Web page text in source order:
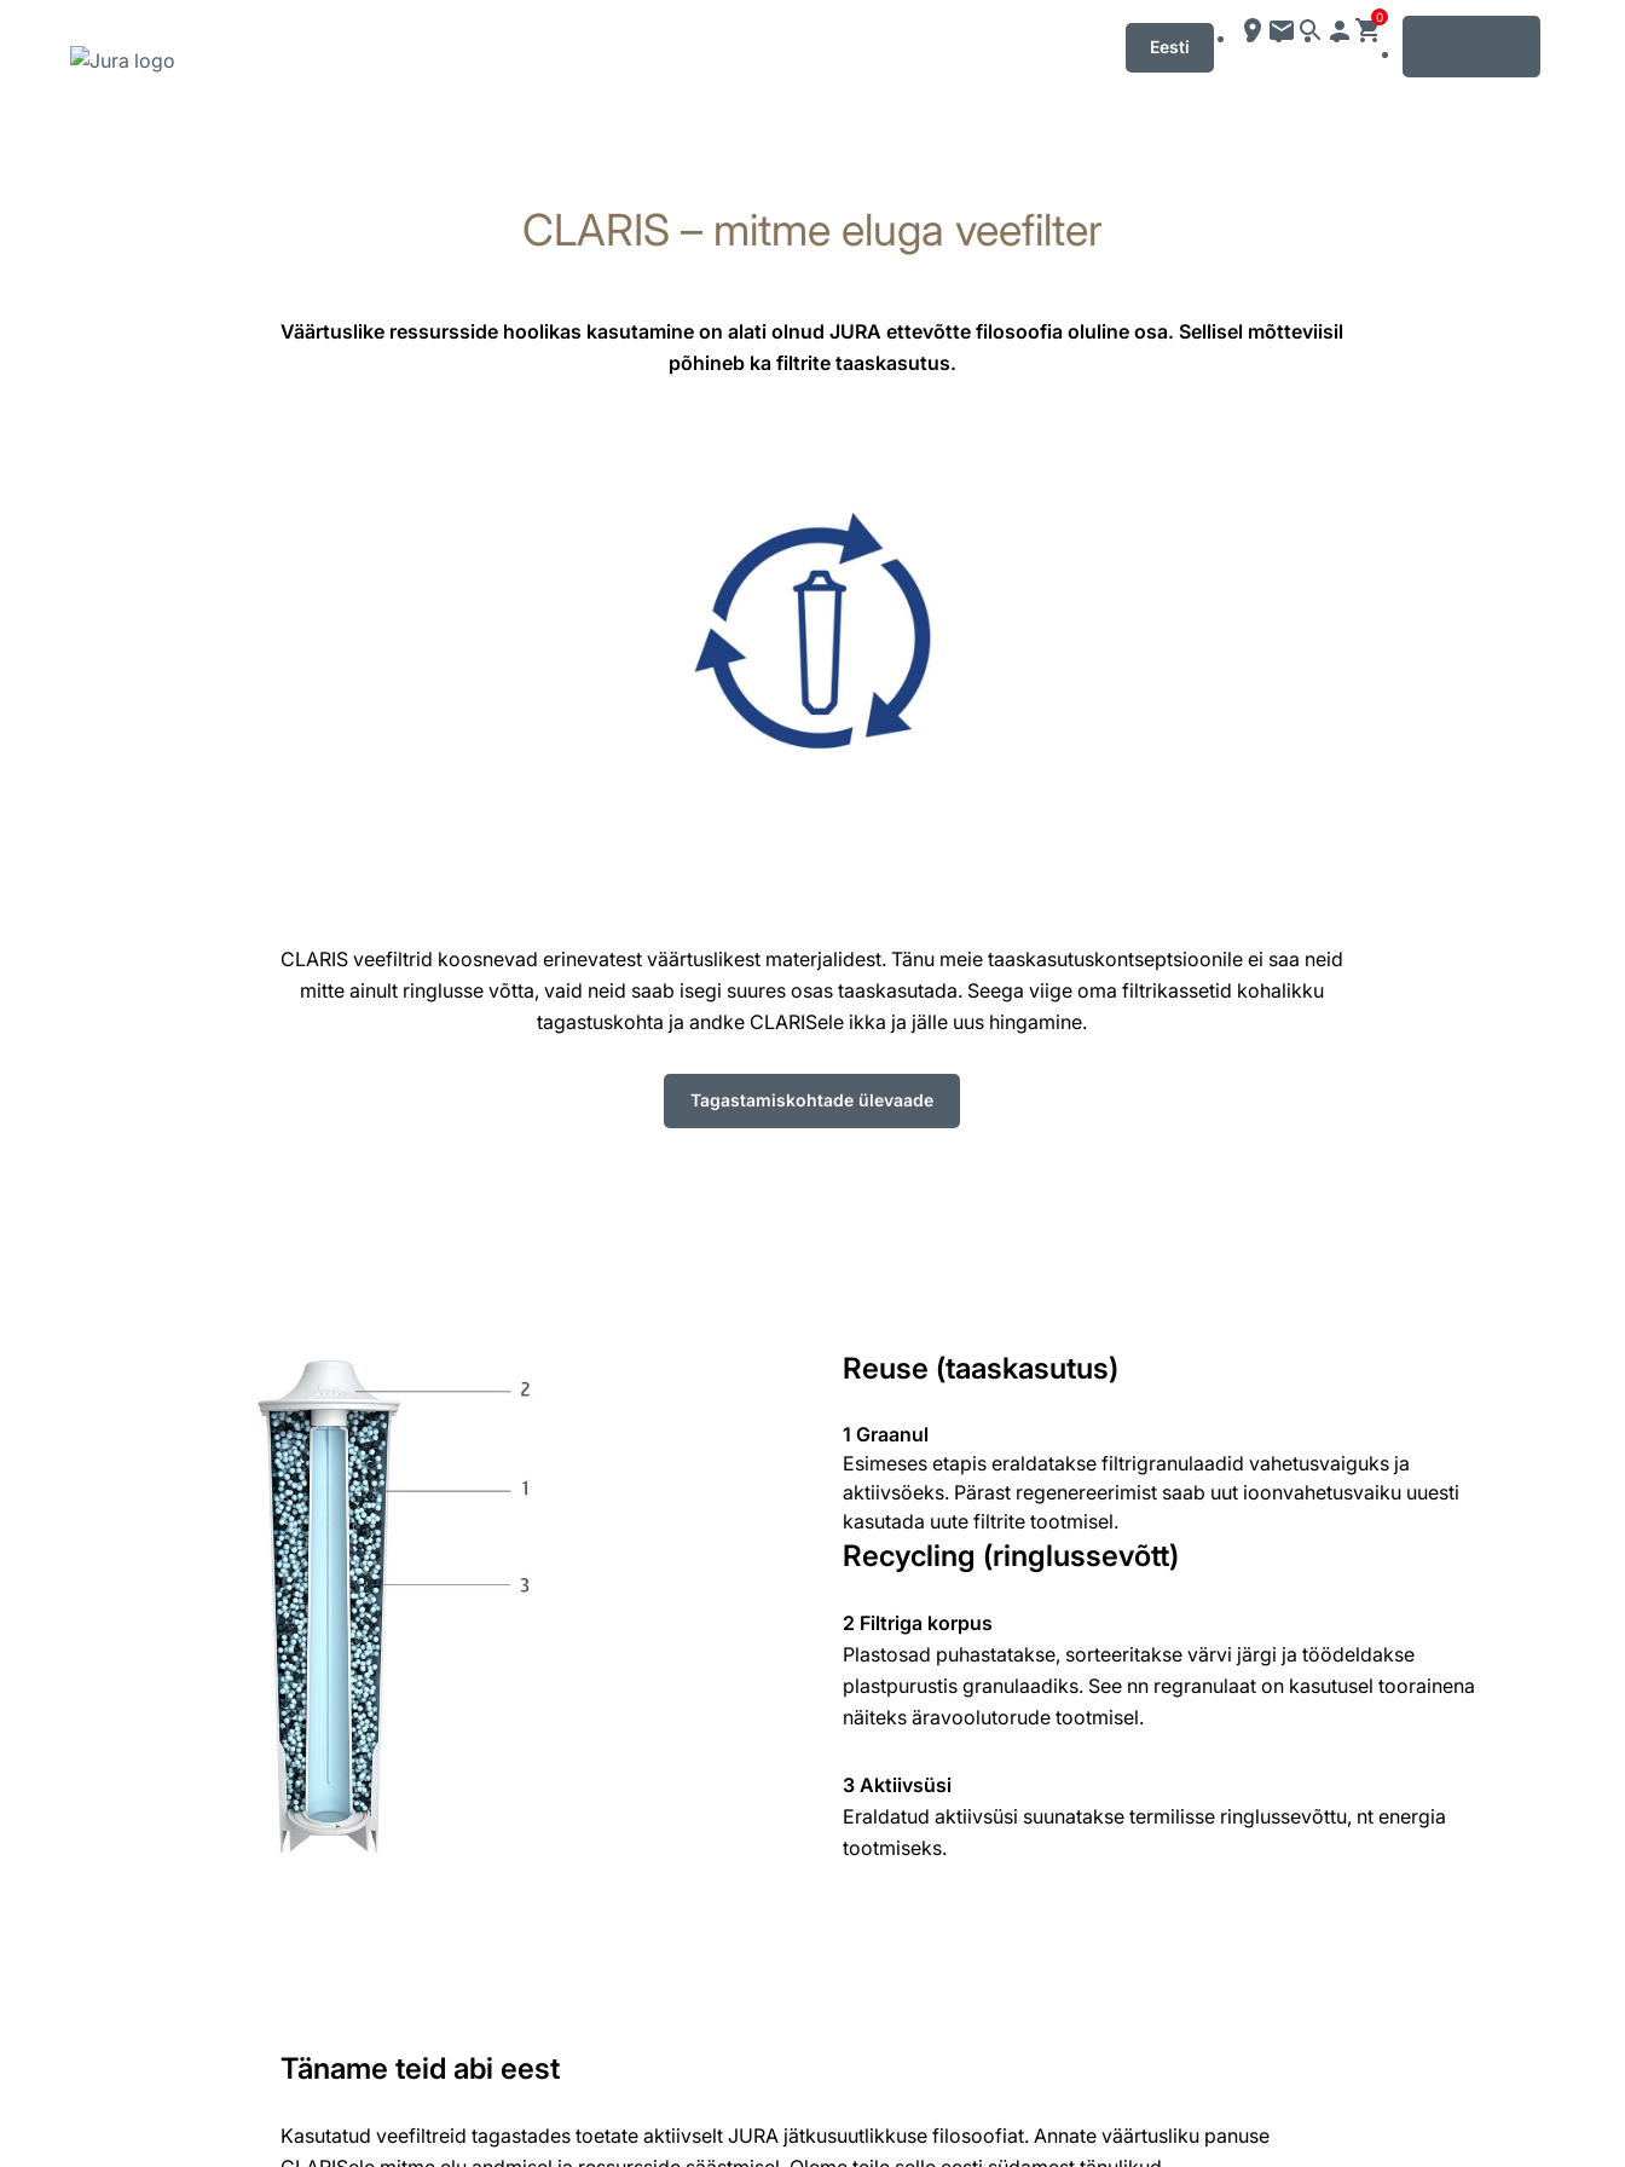
Eesti
0
CLARIS – mitme eluga veefilter
Väärtuslike ressursside hoolikas kasutamine on alati olnud JURA ettevõtte filosoofia oluline osa. Sellisel mõtteviisil
põhineb ka filtrite taaskasutus.
CLARIS veefiltrid koosnevad erinevatest väärtuslikest materjalidest. Tänu meie taaskasutuskontseptsioonile ei saa neid
mitte ainult ringlusse võtta, vaid neid saab isegi suures osas taaskasutada. Seega viige oma filtrikassetid kohalikku
tagastuskohta ja andke CLARISele ikka ja jälle uus hingamine.
Tagastamiskohtade ülevaade
Reuse (taaskasutus)
1 Graanul
Esimeses etapis eraldatakse filtrigranulaadid vahetusvaiguks ja
aktiivsöeks. Pärast regenereerimist saab uut ioonvahetusvaiku uuesti
kasutada uute filtrite tootmisel.
Recycling (ringlussevõtt)
2 Filtriga korpus
Plastosad puhastatakse, sorteeritakse värvi järgi ja töödeldakse
plastpurustis granulaadiks. See nn regranulaat on kasutusel toorainena
näiteks äravoolutorude tootmisel.
3 Aktiivsüsi
Eraldatud aktiivsüsi suunatakse termilisse ringlussevõttu, nt energia
tootmiseks.
Täname teid abi eest
Kasutatud veefiltreid tagastades toetate aktiivselt JURA jätkusuutlikkuse filosoofiat. Annate väärtusliku panuse